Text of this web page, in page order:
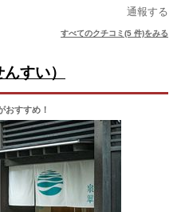
通報する
すべてのクチコミ(5 件)をみる
すい）
おすすめ！